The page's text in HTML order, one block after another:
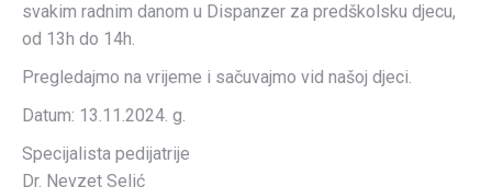
svakim radnim danom u Dispanzer za predškolsku djecu,
od 13h do 14h.
Pregledajmo na vrijeme i sačuvajmo vid našoj djeci.
Datum: 13.11.2024. g.
Specijalista pedijatrije
Dr. Nevzet Selić